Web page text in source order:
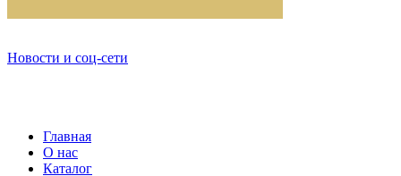
Новости и соц-сети
Главная
О нас
Каталог